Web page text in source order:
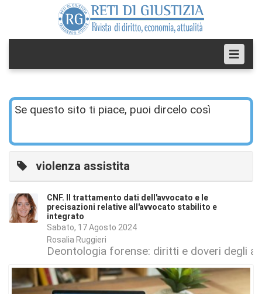
Se questo sito ti piace, puoi dircelo così
violenza assistita
CNF. Il trattamento dati dell'avvocato e le
precisazioni relative all'avvocato stabilito e
integrato
Sabato, 17 Agosto 2024
Rosalia Ruggieri
Deontologia forense: diritti e doveri degli